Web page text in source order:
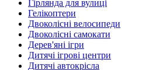
Гірлянда для вулиці
Гелікоптери
Двоколісні велосипеди
Двоколісні самокати
Дерев'яні ігри
Дитячі ігрові центри
Дитячі автокрісла